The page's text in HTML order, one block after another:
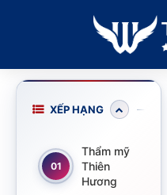
XẾP HẠNG
01
Thẩm mỹ
Thiên
Hương